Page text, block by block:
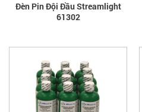
Đèn Pin Đội Đầu Streamlight
61302